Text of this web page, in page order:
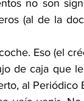
no son
(al de la
Eso (el
de caja que
al Periódico